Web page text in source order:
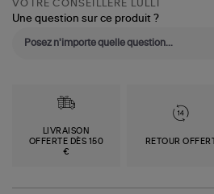
VOTRE CONSEILLÈRE LULLI
Une question sur ce produit ?
LIVRAISON
OFFERTE DÈS 150
€
RETOUR OFFERT